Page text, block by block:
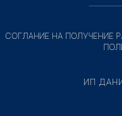
ИП
СОГЛАНИЕ НА ПОЛУЧЕНИЕ